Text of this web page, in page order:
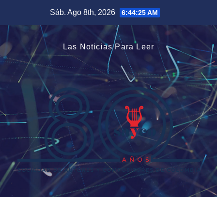
contenido
Sáb. Ago 8th, 2026 6:44:25 AM
Las Noticias Para Leer